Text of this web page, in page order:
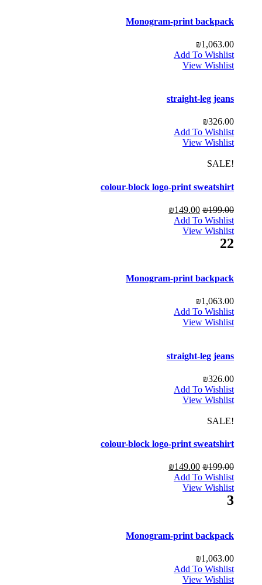
Monogram-print backpack
₪1,063.00
Add To Wishlist
View Wishlist
straight-leg jeans
₪326.00
Add To Wishlist
View Wishlist
!SALE
colour-block logo-print sweatshirt
₪199.00
₪149.00
Add To Wishlist
View Wishlist
22
Monogram-print backpack
₪1,063.00
Add To Wishlist
View Wishlist
straight-leg jeans
₪326.00
Add To Wishlist
View Wishlist
!SALE
colour-block logo-print sweatshirt
₪199.00
₪149.00
Add To Wishlist
View Wishlist
3
Monogram-print backpack
₪1,063.00
Add To Wishlist
View Wishlist